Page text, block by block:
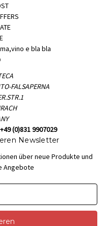
e bla bla
FALSAPERNA
(0)831 9907029
Newsletter
über neue Produkte und
Angebote